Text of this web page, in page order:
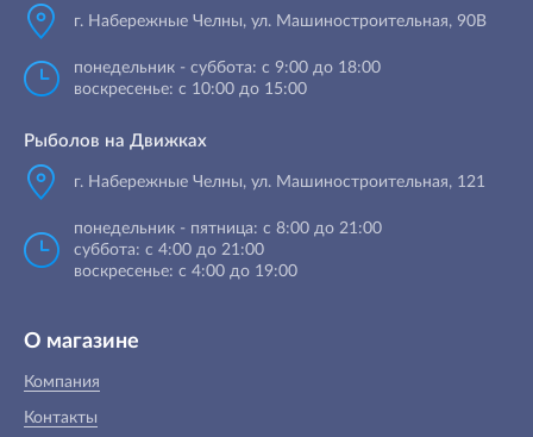
г. Набережные Челны, ул. Машиностроительная, 90B
понедельник - суббота: с 9:00 до 18:00
воскресенье: с 10:00 до 15:00
Рыболов на Движках
г. Набережные Челны, ул. Машиностроительная, 121
понедельник - пятница: с 8:00 до 21:00
суббота: с 4:00 до 21:00
воскресенье: с 4:00 до 19:00
О магазине
Компания
Контакты